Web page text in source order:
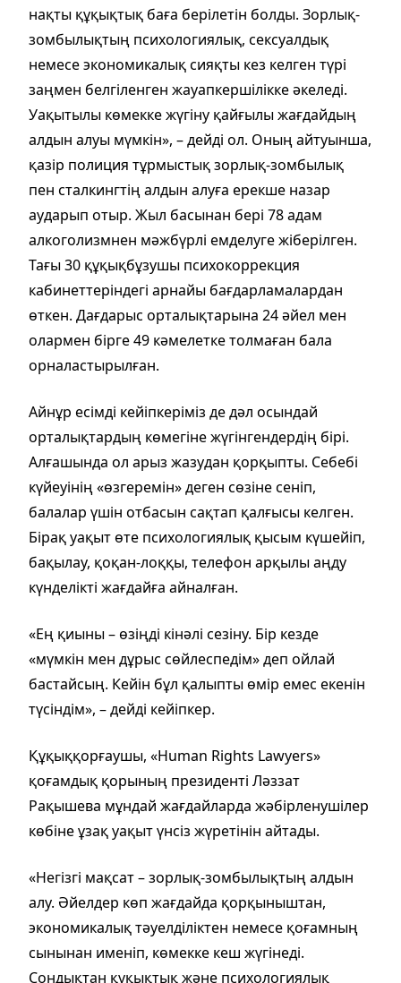
нақты құқықтық баға берілетін болды. Зорлық-
зомбылықтың психологиялық, сексуалдық
немесе экономикалық сияқты кез келген түрі
заңмен белгіленген жауапкершілікке әкеледі.
Уақытылы көмекке жүгіну қайғылы жағдайдың
алдын алуы мүмкін», – дейді ол. Оның айтуынша,
қазір полиция тұрмыстық зорлық-зомбылық
пен сталкингтің алдын алуға ерекше назар
аударып отыр. Жыл басынан бері 78 адам
алкоголизмнен мәжбүрлі емделуге жіберілген.
Тағы 30 құқықбұзушы психокоррекция
кабинеттеріндегі арнайы бағдарламалардан
өткен. Дағдарыс орталықтарына 24 әйел мен
олармен бірге 49 кәмелетке толмаған бала
орналастырылған.
Айнұр есімді кейіпкеріміз де дәл осындай
орталықтардың көмегіне жүгінгендердің бірі.
Алғашында ол арыз жазудан қорқыпты. Себебі
күйеуінің «өзгеремін» деген сөзіне сеніп,
балалар үшін отбасын сақтап қалғысы келген.
Бірақ уақыт өте психологиялық қысым күшейіп,
бақылау, қоқан-лоққы, телефон арқылы аңду
күнделікті жағдайға айналған.
«Ең қиыны – өзіңді кінәлі сезіну. Бір кезде
«мүмкін мен дұрыс сөйлеспедім» деп ойлай
бастайсың. Кейін бұл қалыпты өмір емес екенін
түсіндім», – дейді кейіпкер.
Құқыққорғаушы, «Human Rights Lawyers»
қоғамдық қорының президенті Ләззат
Рақышева мұндай жағдайларда жәбірленушілер
көбіне ұзақ уақыт үнсіз жүретінін айтады.
«Негізгі мақсат – зорлық-зомбылықтың алдын
алу. Әйелдер көп жағдайда қорқыныштан,
экономикалық тәуелділіктен немесе қоғамның
сынынан именіп, көмекке кеш жүгінеді.
Сондықтан құқықтық және психологиялық